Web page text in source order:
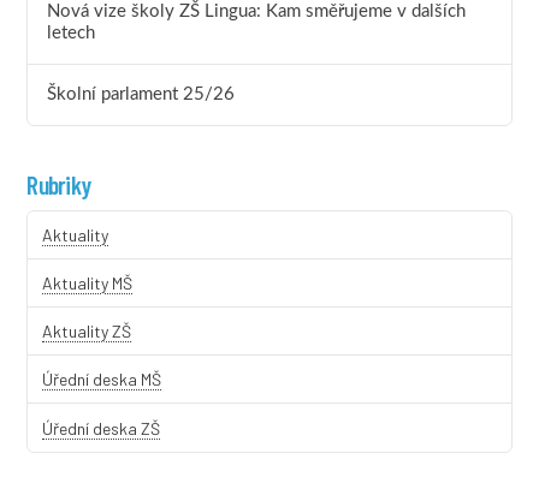
Nová vize školy ZŠ Lingua: Kam směřujeme v dalších
letech
Školní parlament 25/26
Rubriky
Aktuality
Aktuality MŠ
Aktuality ZŠ
Úřední deska MŠ
Úřední deska ZŠ